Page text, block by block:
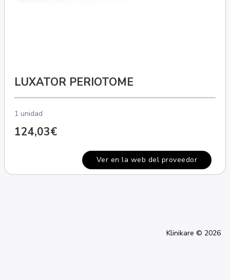
LUXATOR PERIOTOME
1 unidad
124,03€
Ver en la web del proveedor
Klinikare © 2026